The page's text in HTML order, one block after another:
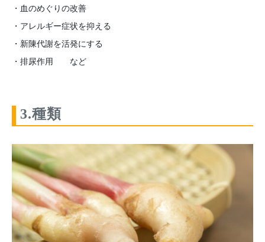
・血のめぐりの改善
・アレルギー症状を抑える
・新陳代謝を活発にする
・排尿作用 など
3.種類